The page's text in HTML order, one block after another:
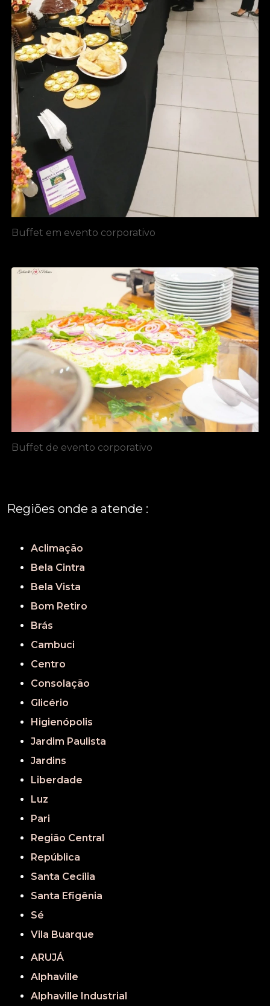
Buffet em evento corporativo
Buffet de evento corporativo
Regiões onde a atende :
Aclimação
Bela Cintra
Bela Vista
Bom Retiro
Brás
Cambuci
Centro
Consolação
Glicério
Higienópolis
Jardim Paulista
Jardins
Liberdade
Luz
Pari
Região Central
República
Santa Cecília
Santa Efigênia
Sé
Vila Buarque
ARUJÁ
Alphaville
Alphaville Industrial